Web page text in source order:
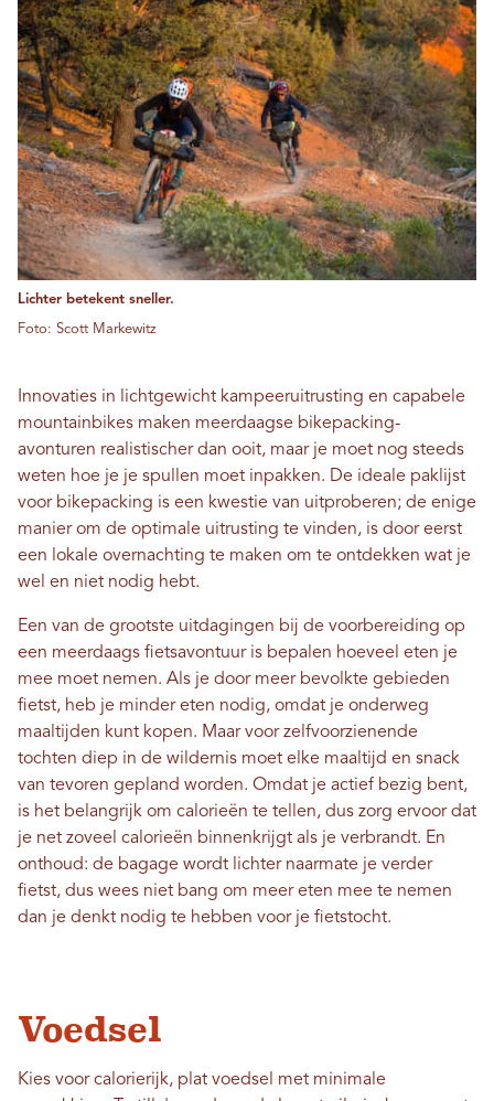
Lichter betekent sneller.
Foto: Scott Markewitz
Innovaties in lichtgewicht kampeeruitrusting en capabele
mountainbikes maken meerdaagse bikepacking-
avonturen realistischer dan ooit, maar je moet nog steeds
weten hoe je je spullen moet inpakken. De ideale paklijst
voor bikepacking is een kwestie van uitproberen; de enige
manier om de optimale uitrusting te vinden, is door eerst
een lokale overnachting te maken om te ontdekken wat je
wel en niet nodig hebt.
Een van de grootste uitdagingen bij de voorbereiding op
een meerdaags fietsavontuur is bepalen hoeveel eten je
mee moet nemen. Als je door meer bevolkte gebieden
fietst, heb je minder eten nodig, omdat je onderweg
maaltijden kunt kopen. Maar voor zelfvoorzienende
tochten diep in de wildernis moet elke maaltijd en snack
van tevoren gepland worden. Omdat je actief bezig bent,
is het belangrijk om calorieën te tellen, dus zorg ervoor dat
je net zoveel calorieën binnenkrijgt als je verbrandt. En
onthoud: de bagage wordt lichter naarmate je verder
fietst, dus wees niet bang om meer eten mee te nemen
dan je denkt nodig te hebben voor je fietstocht.
Voedsel
Kies voor calorierijk, plat voedsel met minimale